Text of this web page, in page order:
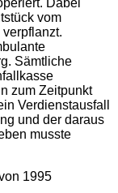
Dabei
vom
Sämtliche
zum Zeitpunkt
Verdienstausfall
und der daraus
musste
1995